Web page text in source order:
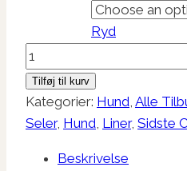
Ryd
Flexi
New
Classic
Snor
antal
Tilføj til kurv
Kategorier: Hund, Alle
Seler, Hund, Liner, Sidste
Beskrivelse